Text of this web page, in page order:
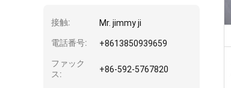
接触: Mr. jimmy ji
電話番号: +8613850939659
ファック
ス:
+86-592-5767820